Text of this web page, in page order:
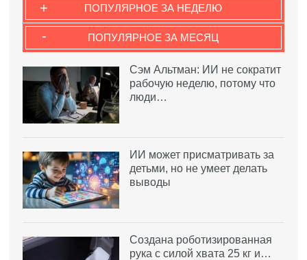
ПОПУЛЯРНОЕ ЗА НЕДЕЛЮ
+
ПОПУЛЯРНОЕ ЗА МЕСЯЦ
-
Сэм Альтман: ИИ не сократит
рабочую неделю, потому что
люди…
ИИ может присматривать за
детьми, но не умеет делать
выводы
Создана роботизированная
рука с силой хвата 25 кг и…